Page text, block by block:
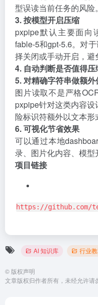
型误读当前任务的风险。
3. 按模型开启压缩
pxpipe默认主要面向
fable-5和gpt-5.6。对
择关闭或手动开启，避
4. 自动判断是否值得压
5. 对精确字符串做额外
图片读取不是严格
pxpipe针对这类内容
险标识符额外以文本形
6. 可视化节省效果
可以通过本地
录、图片化内容、模型
项目链接
https://github.com/
AI 知识库 行业
© 版权声明
文章版权归作者所有，未经允许请